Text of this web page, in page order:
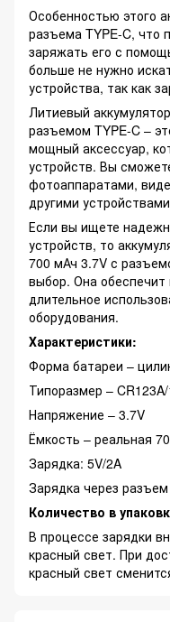
Особенностью этого
разъема TYPE-C, что
заряжать его с
больше не нужно
устройства, так как
Литиевый
разъемом TYPE-C –
мощный аксессуар,
устройств. Вы
фотоаппаратами,
другими
Если вы ищете
устройств, то
700 мАч 3.7V с
выбор. Она
длительное
оборудования.
Характеристики:
Форма батареи –
Типоразмер –
Напряжение – 3.7V
Ёмкость – реальная
Зарядка: 5V/2A
Зарядка через
Количество в
В процессе зарядки
красный свет. При
красный свет